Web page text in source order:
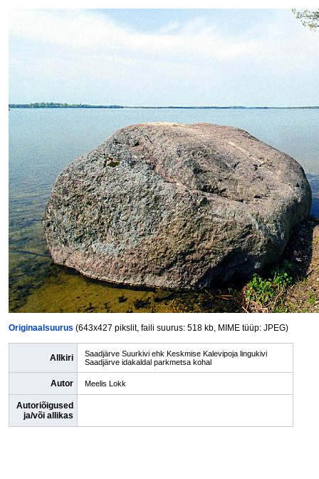
Originaalsuurus (643x427 pikslit, faili suurus: 518 kb, MIME tüüp: JPEG)
Allkiri
Saadjärve Suurkivi ehk Keskmise Kalevipoja lingukivi
Saadjärve idakaldal parkmetsa kohal
Autor Meelis Lokk
Autoriõigused
ja/või allikas